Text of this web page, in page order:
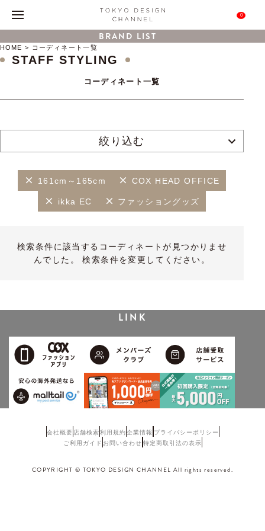
0
BRAND LIST
HOME コーディネート一覧
STAFF STYLING
コーディネート一覧
絞り込む
161cm～165cm COX HEAD OFFICE
ikka EC ファッショングッズ
検索条件に該当するコーディネートが見つかりませ
んでした。 検索条件を変更してください。
LINK
会社概要 店舗検索利用規約企業情報 プライバシーポリシー
ご利用ガイド お問い合わせ 特定商取引法の表示
COPYRIGHT © TOKYO DESIGN CHANNEL All rights reserved.